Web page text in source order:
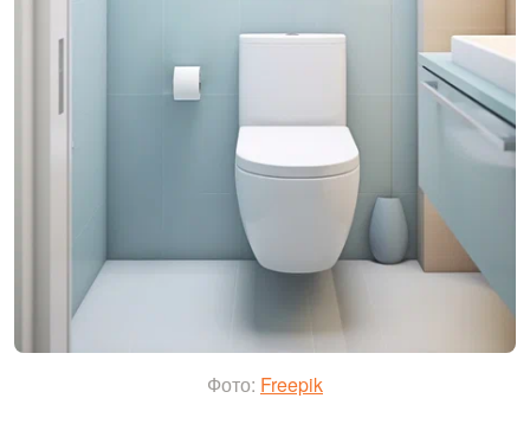
Фото: Freepik